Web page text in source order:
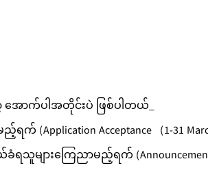
ာ့ အောက်ပါအတိုင်းပဲ ဖြစ်ပါတယ်_
(Application Acceptance (1-31
များကြေညာမည့်ရက် (Announcement